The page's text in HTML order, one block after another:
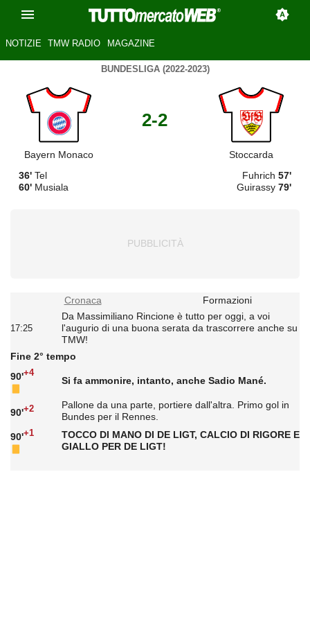
NOTIZIE TMW RADIO MAGAZINE
BUNDESLIGA (2022-2023)
Bayern Monaco
2-2
Stoccarda
36' Tel
60' Musiala
Fuhrich 57'
Guirassy 79'
Cronaca Formazioni
17:25
Da Massimiliano Rincione è tutto per oggi, a voi
l'augurio di una buona serata da trascorrere anche su
TMW!
Fine 2° tempo
90'+4
Si fa ammonire, intanto, anche Sadio Mané.
90'+2
Pallone da una parte, portiere dall'altra. Primo gol in
Bundes per il Rennes.
90'+1
TOCCO DI MANO DI DE LIGT, CALCIO DI RIGORE E
GIALLO PER DE LIGT!